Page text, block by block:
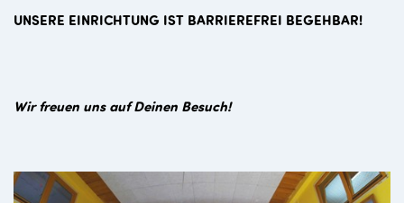
UNSERE EINRICHTUNG IST BARRIEREFREI BEGEHBAR!
Wir freuen uns auf Deinen Besuch!